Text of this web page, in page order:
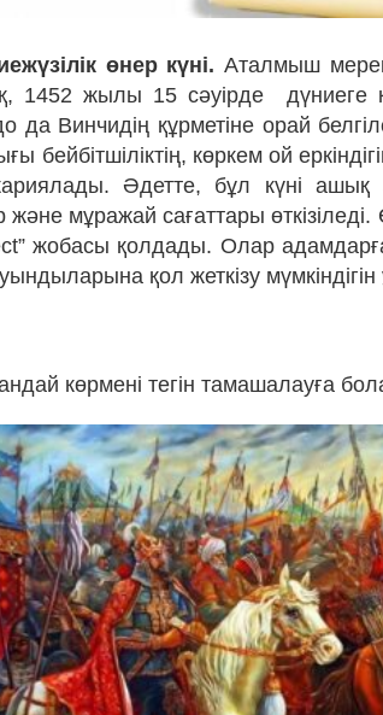
өнер күні. Аталмыш
1452 жылы 15 сәуірде
дүниеге
да Винчидің құрметіне орай
бейбітшіліктің, көркем ой
Әдетте, бұл күні ашық
мұражай сағаттары
жобасы қолдады. Олар
қол жеткізу
көрмені тегін тамашалауға